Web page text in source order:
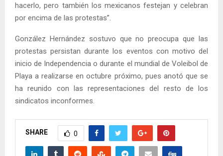
hacerlo, pero también los mexicanos festejan y celebran
por encima de las protestas”.
González Hernández sostuvo que no preocupa que las
protestas persistan durante los eventos con motivo del
inicio de Independencia o durante el mundial de Voleibol de
Playa a realizarse en octubre próximo, pues anotó que se
ha reunido con las representaciones del resto de los
sindicatos inconformes.
SHARE 0